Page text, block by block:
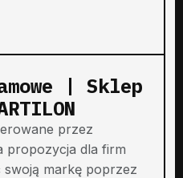
| Sklep
przez
propozycja dla firm
markę poprzez